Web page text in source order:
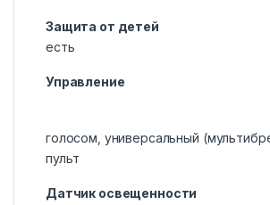
Защита от детей
есть
Управление
голосом, универсальный
пульт
Датчик освещенности